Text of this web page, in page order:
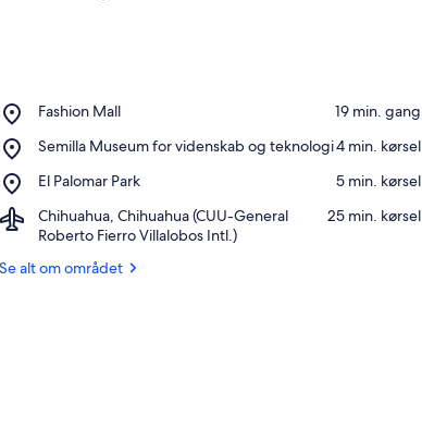
Fashion Mall
Place,
Mall
‪19 min. gang‬
Semilla Museum for videnskab og teknologi
Place,
Museum
videnskab
og
teknologi
‪4 min. kørsel‬
El Palomar Park
Place,
Palomar
Park
‪5 min. kørsel‬
Chihuahua, Chihuahua (CUU-General
Roberto Fierro Villalobos Intl.)
Airport,
Chihuahua,
(CUU-
‪25 min. kørsel‬
Se alt om området